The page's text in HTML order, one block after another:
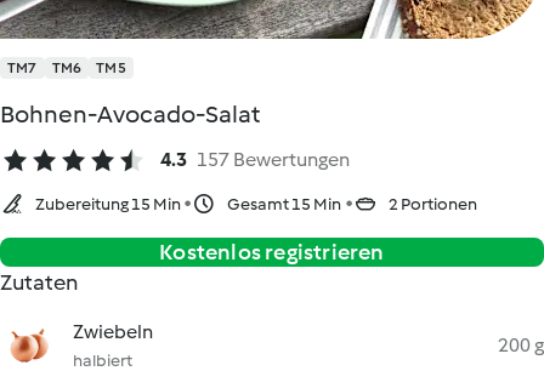
TM7 TM6 TM5
Bohnen-Avocado-Salat
4.3 157 Bewertungen
Zubereitung 15 Min Gesamt 15 Min 2 Portionen
Kostenlos registrieren
Zutaten
Zwiebeln
halbiert
200 g